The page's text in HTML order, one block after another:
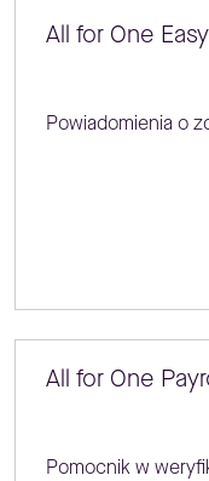
All for One
Powiadomienia o
All for One
Pomocnik w